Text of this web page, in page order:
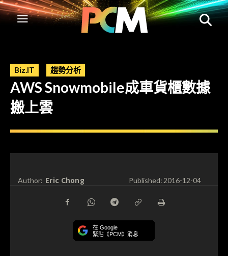
Biz.IT 趨勢分析
AWS Snowmobile成車貨櫃數據
搬上雲
Author: Eric Chong Published:2016-12-04
在 Google
緊貼《PCM》消息